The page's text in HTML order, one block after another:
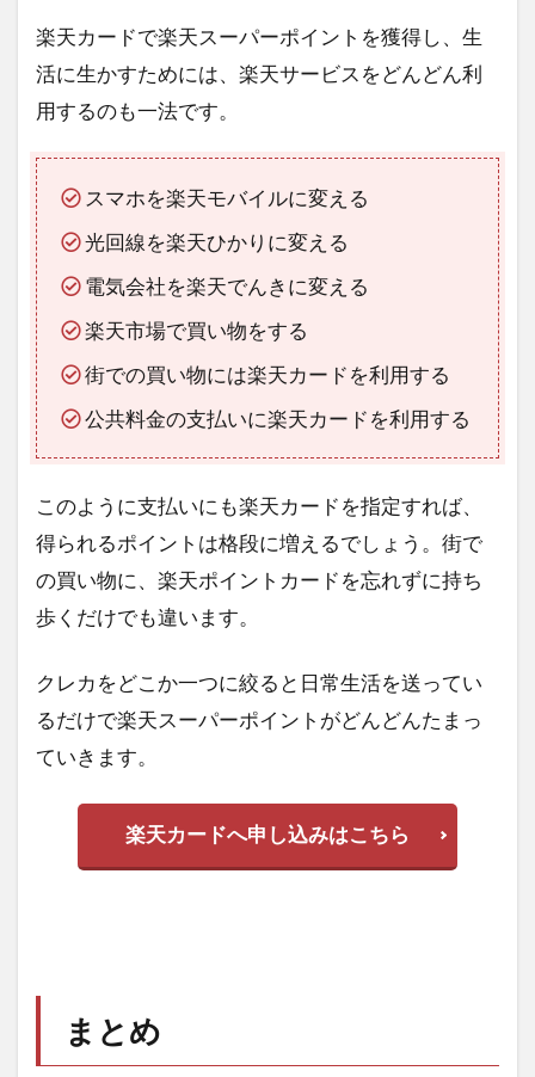
楽天カードで楽天スーパーポイントを獲得し、生
活に生かすためには、楽天サービスをどんどん利
用するのも一法です。
スマホを楽天モバイルに変える
光回線を楽天ひかりに変える
電気会社を楽天でんきに変える
楽天市場で買い物をする
街での買い物には楽天カードを利用する
公共料金の支払いに楽天カードを利用する
このように支払いにも楽天カードを指定すれば、
得られるポイントは格段に増えるでしょう。街で
の買い物に、楽天ポイントカードを忘れずに持ち
歩くだけでも違います。
クレカをどこか一つに絞ると日常生活を送ってい
るだけで楽天スーパーポイントがどんどんたまっ
ていきます。
楽天カードへ申し込みはこちら
まとめ